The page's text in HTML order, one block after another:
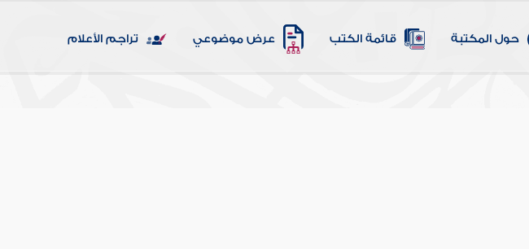
حول المكتبة قائمة الكتب عرض موضوعي تراجم الأعلام